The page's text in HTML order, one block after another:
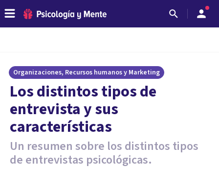
Organizaciones, Recursos humanos y Marketing
​Los distintos tipos de
entrevista y sus
características
Un resumen sobre los distintos tipos
de entrevistas psicológicas.